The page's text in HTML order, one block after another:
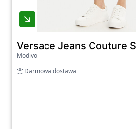
Versace Jeans Couture
Modivo
Darmowa dostawa